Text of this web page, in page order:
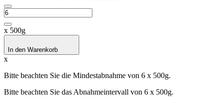
x 500g
In den Warenkorb
x
Bitte beachten Sie die Mindestabnahme von 6 x 500g.
Bitte beachten Sie das Abnahmeintervall von 6 x 500g.